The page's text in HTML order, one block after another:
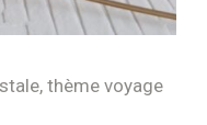
thème voyage